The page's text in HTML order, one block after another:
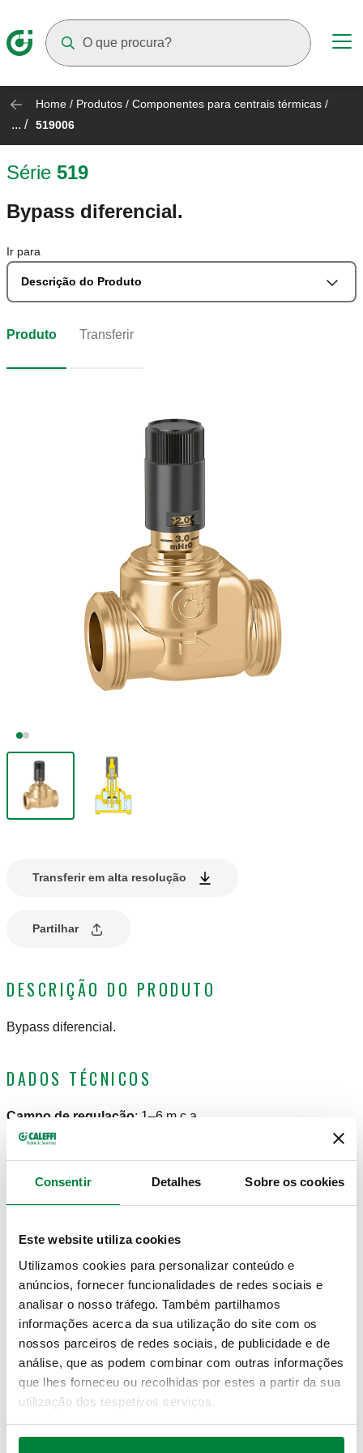
Consentir Detalhes Sobre os cookies
Este website utiliza cookies
Utilizamos cookies para personalizar conteúdo e
anúncios, fornecer funcionalidades de redes sociais e
analisar o nosso tráfego. Também partilhamos
informações acerca da sua utilização do site com os
nossos parceiros de redes sociais, de publicidade e de
análise, que as podem combinar com outras informações
que lhes forneceu ou recolhidas por estes a partir da sua
utilização dos respetivos serviços.
Home / Produtos / Componentes para centrais térmicas /
... / 519006
Série 519
Bypass diferencial.
Ir para
Descrição do Produto
Produto Transferir
Transferir em alta resolução
Partilhar
DESCRIÇÃO DO PRODUTO
Bypass diferencial.
DADOS TÉCNICOS
Campo de regulação: 1–6 m c.a.
Campo de temperatura do fluido
NOTE
DESENHOS E ESPECIFICAÇÕES
Código artigo Ligação Actions
G 1" A (ISO 228-1) M